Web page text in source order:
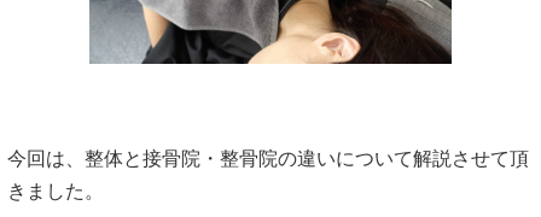
今回は、整体と接骨院・整骨院の違いについて解説させて頂
きました。